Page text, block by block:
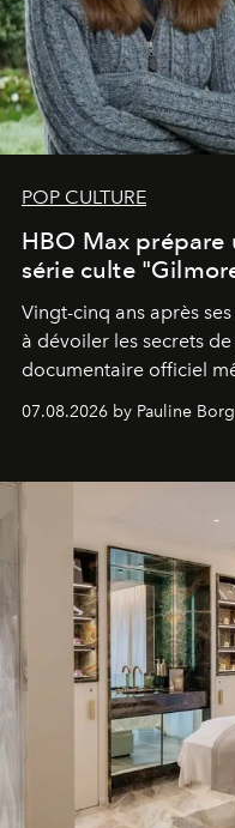
POP CULTURE
HBO Max prépare
série culte
Vingt-cinq ans après
à dévoiler les secrets
documentaire officiel
inédites et plongée
générationnel.
07.08.2026 by Pauline